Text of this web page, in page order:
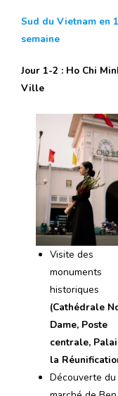
Sud du Vietnam en 1
semaine
Jour 1-2 : Ho Chi
Ville
Visite des
monuments
historiques
(Cathédrale
Dame, Poste
centrale,
la
Découverte du